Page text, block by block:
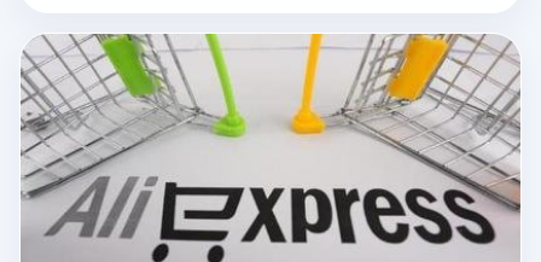
化的流程和实用的技巧，企业可以构建一个高效灵活的全媒体
矩阵，推动品牌成长和业务发展。